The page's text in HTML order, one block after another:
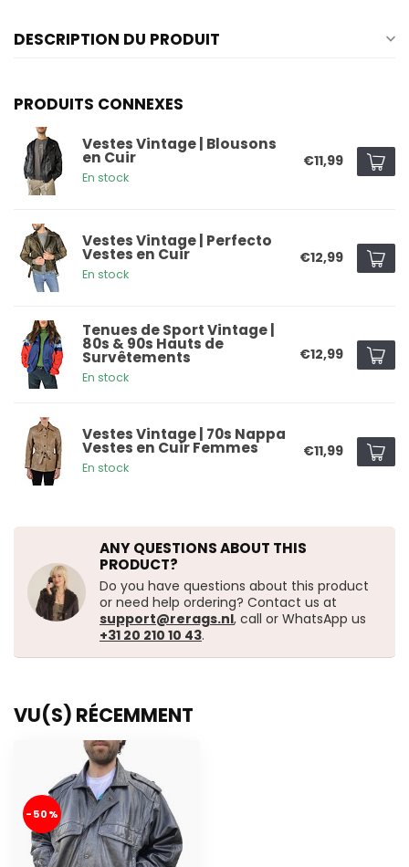
DESCRIPTION DU PRODUIT
PRODUITS CONNEXES
Vestes Vintage | Blousons
en Cuir
En stock
€11,99
Vestes Vintage | Perfecto
Vestes en Cuir
En stock
€12,99
Tenues de Sport Vintage |
80s & 90s Hauts de
Survêtements
En stock
€12,99
Vestes Vintage | 70s Nappa
Vestes en Cuir Femmes
En stock
€11,99
ANY QUESTIONS ABOUT THIS
PRODUCT?
Do you have questions about this product
or need help ordering? Contact us at
support@rerags.nl, call or WhatsApp us
+31 20 210 10 43.
VU(S) RÉCEMMENT
-50%